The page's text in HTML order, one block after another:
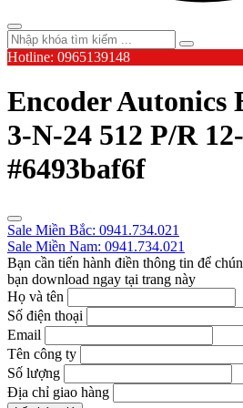
Hotline: 0965139148
Encoder Autonics
3-N-24 512 P/R
#6493baf6f
Sale Miền Bắc: 0941.734.021
Sale Miền Nam: 0941.734.021
Bạn cần tiến hành điền thông tin để
bạn download ngay tại trang này
Họ và tên
Số điện thoại
Email
Tên công ty
Số lượng
Địa chỉ giao hàng